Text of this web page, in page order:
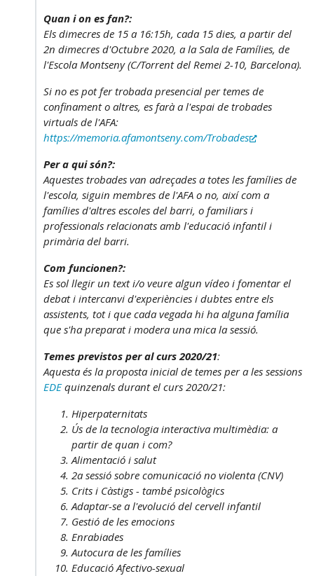
Quan i on es fan?:
Els dimecres de 15 a 16:15h, cada 15 dies, a partir del
2n dimecres d'Octubre 2020, a la Sala de Famílies, de
l'Escola Montseny (C/Torrent del Remei 2-10, Barcelona).
Si no es pot fer trobada presencial per temes de
confinament o altres, es farà a l'espai de trobades
virtuals de l'AFA:
https://memoria.afamontseny.com/Trobades
Per a qui són?:
Aquestes trobades van adreçades a totes les famílies de
l'escola, siguin membres de l'AFA o no, així com a
famílies d'altres escoles del barri, o familiars i
professionals relacionats amb l'educació infantil i
primària del barri.
Com funcionen?:
Es sol llegir un text i/o veure algun vídeo i fomentar el
debat i intercanvi d'experiències i dubtes entre els
assistents, tot i que cada vegada hi ha alguna família
que s'ha preparat i modera una mica la sessió.
Temes previstos per al curs 2020/21:
Aquesta és la proposta inicial de temes per a les sessions
EDEquinzenals durant el curs 2020/21:
Hiperpaternitats
Ús de la tecnologia interactiva multimèdia: a
partir de quan i com?
Alimentació i salut
2a sessió sobre comunicació no violenta (CNV)
Crits i Càstigs - també psicològics
Adaptar-se a l'evolució del cervell infantil
Gestió de les emocions
Enrabiades
Autocura de les famílies
Educació Afectivo-sexual